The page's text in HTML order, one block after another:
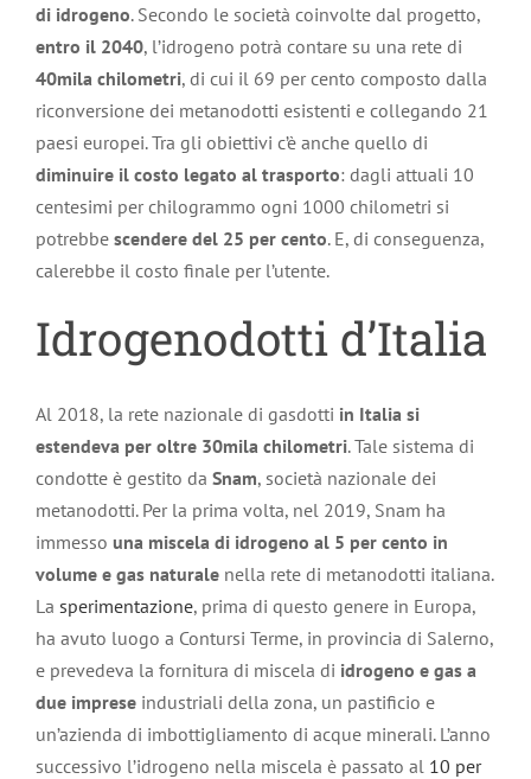
di idrogeno. Secondo le società coinvolte dal progetto,
entro il 2040, l’idrogeno potrà contare su una rete di
40mila chilometri, di cui il 69 per cento composto dalla
riconversione dei metanodotti esistenti e collegando 21
paesi europei. Tra gli obiettivi c’è anche quello di
diminuire il costo legato al trasporto: dagli attuali 10
centesimi per chilogrammo ogni 1000 chilometri si
potrebbe scendere del 25 per cento. E, di conseguenza,
calerebbe il costo finale per l’utente.
Idrogenodotti d’Italia
Al 2018, la rete nazionale di gasdotti in Italia si
estendeva per oltre 30mila chilometri. Tale sistema di
condotte è gestito da Snam, società nazionale dei
metanodotti. Per la prima volta, nel 2019, Snam ha
immesso una miscela di idrogeno al 5 per cento in
volume e gas naturale nella rete di metanodotti italiana.
La sperimentazione, prima di questo genere in Europa,
ha avuto luogo a Contursi Terme, in provincia di Salerno,
e prevedeva la fornitura di miscela di idrogeno e gas a
due imprese industriali della zona, un pastificio e
un’azienda di imbottigliamento di acque minerali. L’anno
successivo l’idrogeno nella miscela è passato al 10 per